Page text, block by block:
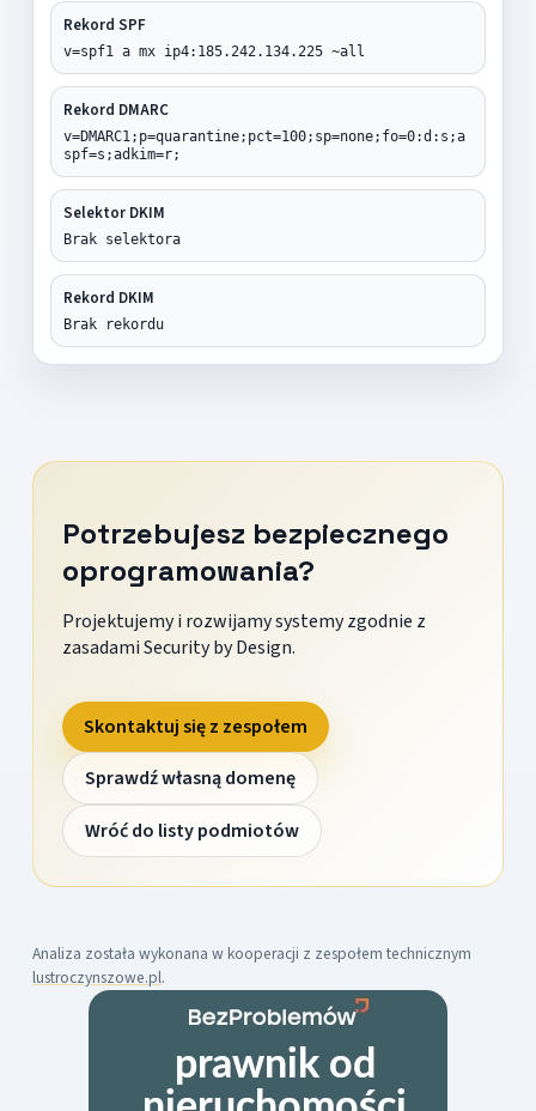
Rekord SPF
v=spf1 a mx ip4:185.242.134.225 ~all
Rekord DMARC
v=DMARC1;p=quarantine;pct=100;sp=none;fo=0:d:s;a
spf=s;adkim=r;
Selektor DKIM
Brak selektora
Rekord DKIM
Brak rekordu
Potrzebujesz bezpiecznego
oprogramowania?
Projektujemy i rozwijamy systemy zgodnie z
zasadami Security by Design.
Skontaktuj się z zespołem
Sprawdź własną domenę
Wróć do listy podmiotów
Analiza została wykonana w kooperacji z zespołem technicznym
lustroczynszowe.pl.